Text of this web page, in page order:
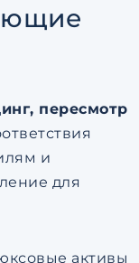
пересмотр
и
для
активы